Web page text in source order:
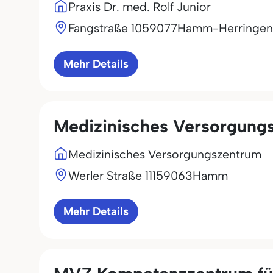
Praxis Dr. med. Rolf Junior
Fangstraße 1059077Hamm-Herringen
Mehr Details
Medizinisches
Medizinisches Versorgungszentrum
Werler Straße 11159063Hamm
Mehr Details